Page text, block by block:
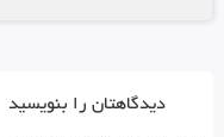
دیدگاهتان را بنویسید